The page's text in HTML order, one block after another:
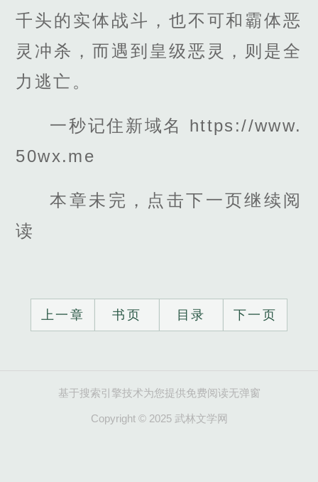
千头的实体战斗，也不可和霸体恶
灵冲杀，而遇到皇级恶灵，则是全
力逃亡。
一秒记住新域名 https://www.
50wx.me
本章未完，点击下一页继续阅
读
上一章 书页 目录 下一页
基于搜索引擎技术为您提供免费阅读无弹窗
Copyright © 2025 武林文学网